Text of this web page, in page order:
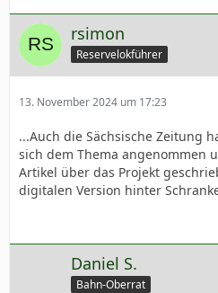
rsimon
Reservelokführer
13. November 2024 um 17:23
...Auch die Sächsische Zeitung
sich dem Thema angenommen
Artikel über das Projekt
digitalen Version hinter
Daniel S.
Bahn-Oberrat